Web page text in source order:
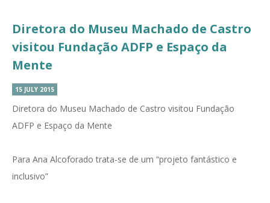
Diretora do Museu Machado de Castro
visitou Fundação ADFP e Espaço da
Mente
15 JULY 2015
Diretora do Museu Machado de Castro visitou Fundação
ADFP e Espaço da Mente
Para Ana Alcoforado trata-se de um “projeto fantástico e
inclusivo”